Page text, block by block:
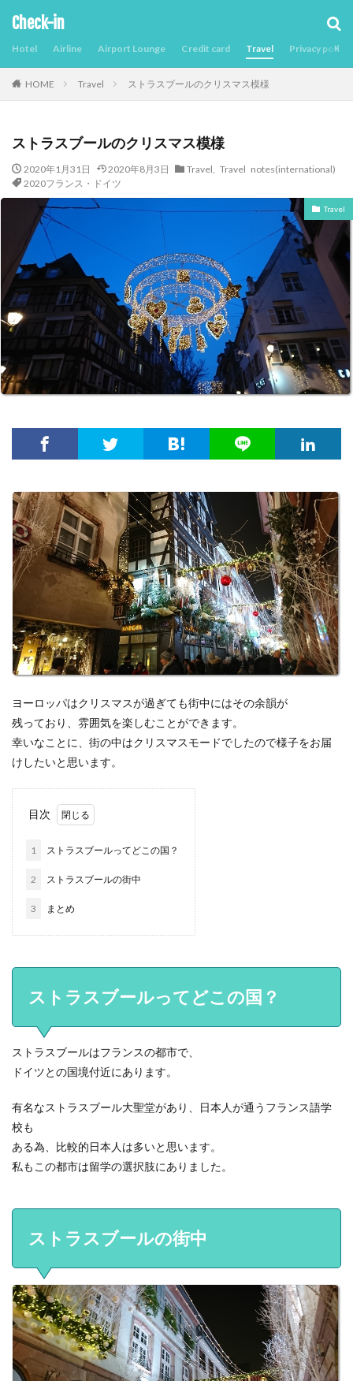
Check-in
Hotel Airline Airport Lounge Credit card Travel Privacy policy
HOME Travel ストラスブールのクリスマス模様
ストラスブールのクリスマス模様
2020年1月31日 2020年8月3日 Travel
Travel notes(international)
2020フランス・ドイツ
Travel
ヨーロッパはクリスマスが過ぎても街中にはその余韻が
残っており、雰囲気を楽しむことができます。
幸いなことに、街の中はクリスマスモードでしたので様子をお届
けしたいと思います。
目次
1 ストラスブールってどこの国？
2 ストラスブールの街中
3 まとめ
ストラスブールってどこの国？
ストラスブールはフランスの都市で、
ドイツとの国境付近にあります。
有名なストラスブール大聖堂があり、日本人が通うフランス語学
校も
ある為、比較的日本人は多いと思います。
私もこの都市は留学の選択肢にありました。
ストラスブールの街中